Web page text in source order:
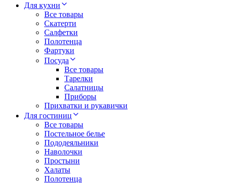
Для кухни
Все товары
Скатерти
Салфетки
Полотенца
Фартуки
Посуда
Все товары
Тарелки
Салатницы
Приборы
Прихватки и рукавички
Для гостиниц
Все товары
Постельное белье
Пододеяльники
Наволочки
Простыни
Халаты
Полотенца